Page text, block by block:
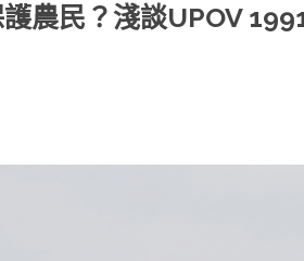
農民？淺談UPOV